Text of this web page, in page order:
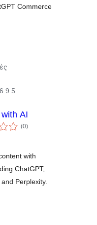
Commerce
AI
(0αξιολογήσεις
σύνολο
)
with
ChatGPT,
Perplexity.